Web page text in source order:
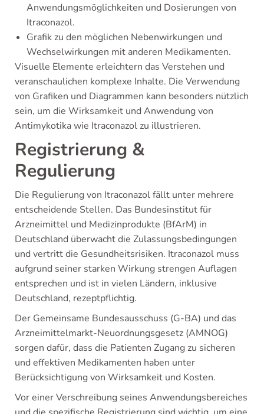
Anwendungsmöglichkeiten und Dosierungen von
Itraconazol.
Grafik zu den möglichen Nebenwirkungen und
Wechselwirkungen mit anderen Medikamenten.
Visuelle Elemente erleichtern das Verstehen und
veranschaulichen komplexe Inhalte. Die Verwendung
von Grafiken und Diagrammen kann besonders nützlich
sein, um die Wirksamkeit und Anwendung von
Antimykotika wie Itraconazol zu illustrieren.
Registrierung &
Regulierung
Die Regulierung von Itraconazol fällt unter mehrere
entscheidende Stellen. Das Bundesinstitut für
Arzneimittel und Medizinprodukte (BfArM) in
Deutschland überwacht die Zulassungsbedingungen
und vertritt die Gesundheitsrisiken. Itraconazol muss
aufgrund seiner starken Wirkung strengen Auflagen
entsprechen und ist in vielen Ländern, inklusive
Deutschland, rezeptpflichtig.
Der Gemeinsame Bundesausschuss (G-BA) und das
Arzneimittelmarkt-Neuordnungsgesetz (AMNOG)
sorgen dafür, dass die Patienten Zugang zu sicheren
und effektiven Medikamenten haben unter
Berücksichtigung von Wirksamkeit und Kosten.
Vor einer Verschreibung seines Anwendungsbereiches